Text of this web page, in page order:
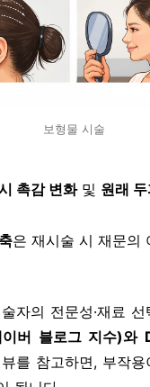
보형물 시술
촉감 변화및 원래
은 재시술 시 재문의
자의 전문성·재료
이버 블로그 지수)와
를 참고하면, 부작